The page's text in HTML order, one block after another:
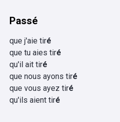
Passé
que j'aie tiré
que tu aies tiré
qu'il ait tiré
que nous ayons tiré
que vous ayez tiré
qu'ils aient tiré